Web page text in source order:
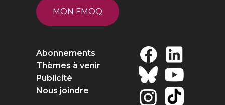
MON FMOQ
Abonnements
Thèmes à venir
Publicité
Nous joindre